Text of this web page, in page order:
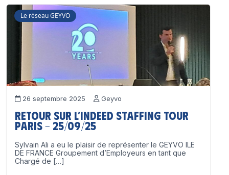
Le réseau GEYVO
26 septembre 2025 Geyvo
Retour sur l’Indeed Staffing Tour
Paris – 25/09/25
Sylvain Ali a eu le plaisir de représenter le GEYVO ILE
DE FRANCE Groupement d’Employeurs en tant que
Chargé de […]